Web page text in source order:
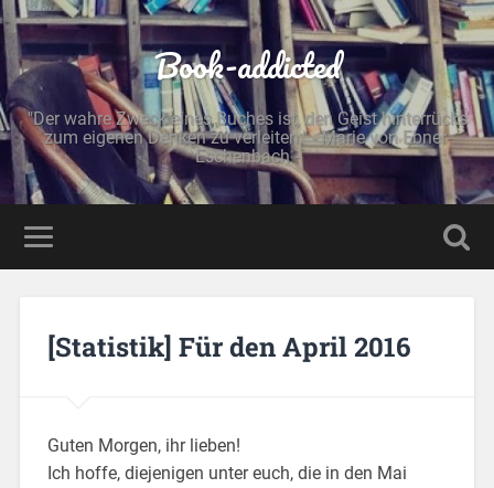
Book-addicted
"Der wahre Zweck eines Buches ist, den Geist hinterrücks
zum eigenen Denken zu verleiten." - Marie von Ebner-
Eschenbach -
[Statistik] Für den April 2016
Guten Morgen, ihr lieben!
Ich hoffe, diejenigen unter euch, die in den Mai